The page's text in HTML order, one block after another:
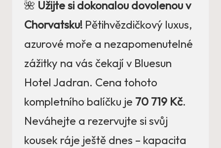
🌺 Užijte si dokonalou dovolenou v
Chorvatsku! Pětihvězdičkový luxus,
azurové moře a nezapomenutelné
zážitky na vás čekají v Bluesun
Hotel Jadran. Cena tohoto
kompletního balíčku je 70 719 Kč.
Neváhejte a rezervujte si svůj
kousek ráje ještě dnes – kapacita